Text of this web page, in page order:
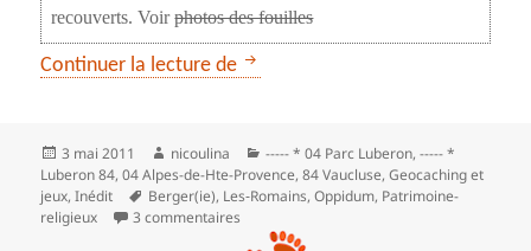
recouverts. Voirphotos des fouilles
Continuer la lecture de ** L’oppidum des Blaques à
Publié
le
3 mai 2011 Auteur
nicoulina Catégories
----- * 04 Parc Luberon,----- *
Luberon 84,04 Alpes-de-Hte-Provence,84 Vaucluse,Geocaching et
jeux,Inédit Mots-
clés
Berger(ie), Les‑Romains,Oppidum, Patrimoine-
religieux
3 commentaires sur ** L’oppidum des Blaques à Céreste et